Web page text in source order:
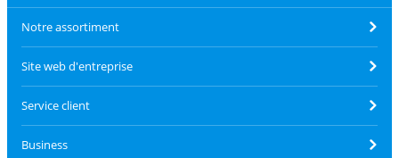
Notre assortiment
Site web d'entreprise
Service client
Business